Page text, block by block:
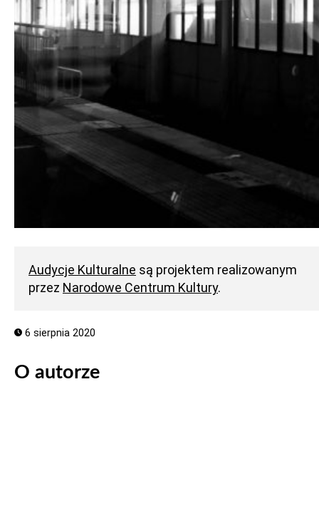
Audycje Kulturalne są projektem realizowanym
przez Narodowe Centrum Kultury.
6 sierpnia 2020
O autorze